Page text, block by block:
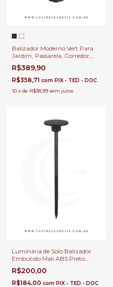
Balizador Moderno Vert Para
Jardim, Passarela, Corredor,
Escada e Área Externa
R$389,90
R$358,71 com PIX • TED • DOC
10 x de R$38,99 sem juros
Luminária de Solo Balizador
Embutido Mali ABS Preto
7,38m LED Integrado 12W
1200Lm Para Paisagem e
Jardim
R$200,00
R$184,00 com PIX • TED • DOC